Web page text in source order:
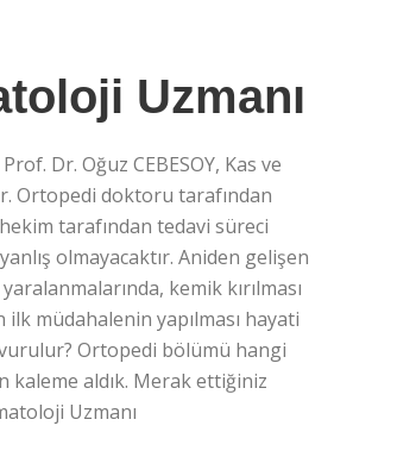
Uzmanı
Dr. Oğuz CEBESOY, Kas ve
Ortopedi doktoru tarafından
tarafından tedavi süreci
olmayacaktır. Aniden gelişen
kemik kırılması
müdahalenin yapılması hayati
Ortopedi bölümü hangi
kaleme aldık. Merak ettiğiniz
Uzmanı